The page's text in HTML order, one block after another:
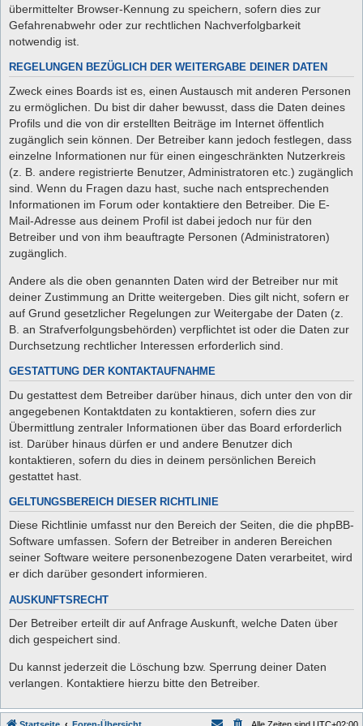
übermittelter Browser-Kennung zu speichern, sofern dies zur
Gefahrenabwehr oder zur rechtlichen Nachverfolgbarkeit
notwendig ist.
REGELUNGEN BEZÜGLICH DER WEITERGABE DEINER DATEN
Zweck eines Boards ist es, einen Austausch mit anderen Personen
zu ermöglichen. Du bist dir daher bewusst, dass die Daten deines
Profils und die von dir erstellten Beiträge im Internet öffentlich
zugänglich sein können. Der Betreiber kann jedoch festlegen, dass
einzelne Informationen nur für einen eingeschränkten Nutzerkreis
(z. B. andere registrierte Benutzer, Administratoren etc.) zugänglich
sind. Wenn du Fragen dazu hast, suche nach entsprechenden
Informationen im Forum oder kontaktiere den Betreiber. Die E-
Mail-Adresse aus deinem Profil ist dabei jedoch nur für den
Betreiber und von ihm beauftragte Personen (Administratoren)
zugänglich.
Andere als die oben genannten Daten wird der Betreiber nur mit
deiner Zustimmung an Dritte weitergeben. Dies gilt nicht, sofern er
auf Grund gesetzlicher Regelungen zur Weitergabe der Daten (z.
B. an Strafverfolgungsbehörden) verpflichtet ist oder die Daten zur
Durchsetzung rechtlicher Interessen erforderlich sind.
GESTATTUNG DER KONTAKTAUFNAHME
Du gestattest dem Betreiber darüber hinaus, dich unter den von dir
angegebenen Kontaktdaten zu kontaktieren, sofern dies zur
Übermittlung zentraler Informationen über das Board erforderlich
ist. Darüber hinaus dürfen er und andere Benutzer dich
kontaktieren, sofern du dies in deinem persönlichen Bereich
gestattet hast.
GELTUNGSBEREICH DIESER RICHTLINIE
Diese Richtlinie umfasst nur den Bereich der Seiten, die die phpBB-
Software umfassen. Sofern der Betreiber in anderen Bereichen
seiner Software weitere personenbezogene Daten verarbeitet, wird
er dich darüber gesondert informieren.
AUSKUNFTSRECHT
Der Betreiber erteilt dir auf Anfrage Auskunft, welche Daten über
dich gespeichert sind.
Du kannst jederzeit die Löschung bzw. Sperrung deiner Daten
verlangen. Kontaktiere hierzu bitte den Betreiber.